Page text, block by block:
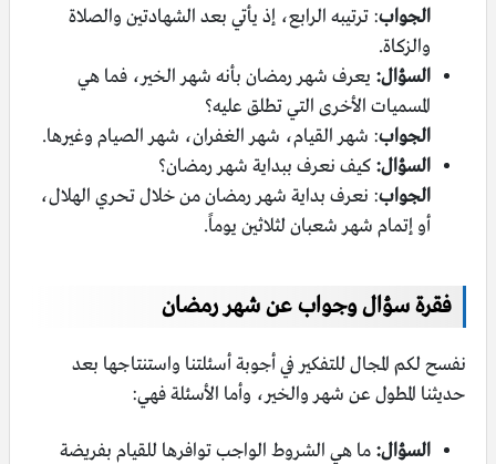
الجواب: ترتيبه الرابع، إذ يأتي بعد الشهادتين والصلاة
والزكاة.
السؤال: يعرف شهر رمضان بأنه شهر الخير، فما هي
المسميات الأخرى التي تطلق عليه؟
الجواب: شهر القيام، شهر الغفران، شهر الصيام وغيرها.
السؤال: كيف نعرف ببداية شهر رمضان؟
الجواب: نعرف بداية شهر رمضان من خلال تحري الهلال،
أو إتمام شهر شعبان لثلاثين يوماً.
فقرة سؤال وجواب عن شهر رمضان
نفسح لكم المجال للتفكير في أجوبة أسئلتنا واستنتاجها بعد
حديثنا المطول عن شهر والخير، وأما الأسئلة فهي:
السؤال: ما هي الشروط الواجب توافرها للقيام بفريضة